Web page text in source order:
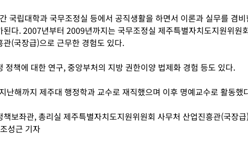
국립대학과 국무조정실 등에서 공직생활을 하면서 이론과 실무를 겸
된다. 2007년부터 2009년까지는 국무조정실 제주특별자치도지원위원
관(국장급)으로 근무한 경험도 있다.
정책에 대한 연구, 중앙부처의 지방 권한이양 법제화 경험 등도 있다.
난해까지 제주대 행정학과 교수로 재직했으며 이후 명예교수로 활동했
책보좌관, 총리실 제주특별자치도지원위원회 사무처 산업진흥관(국장
성근 기자